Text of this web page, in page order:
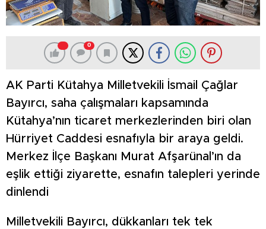
0
AK Parti Kütahya Milletvekili İsmail Çağlar
Bayırcı, saha çalışmaları kapsamında
Kütahya’nın ticaret merkezlerinden biri olan
Hürriyet Caddesi esnafıyla bir araya geldi.
Merkez İlçe Başkanı Murat Afşarünal’ın da
eşlik ettiği ziyarette, esnafın talepleri yerinde
dinlendi
Milletvekili Bayırcı, dükkanları tek tek